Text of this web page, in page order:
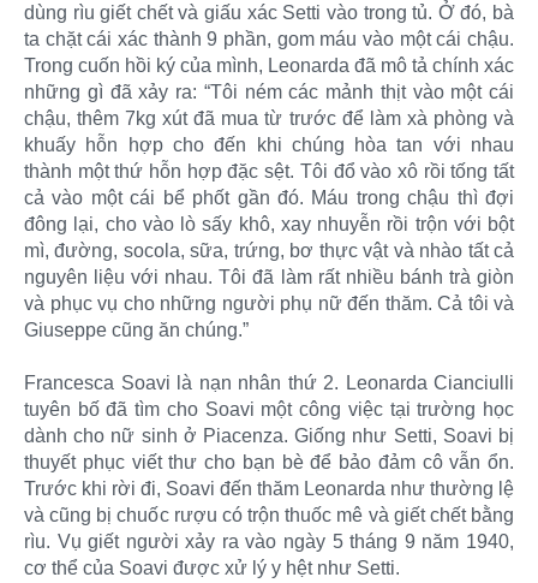
dùng rìu giết chết và giấu xác Setti vào trong tủ. Ở đó, bà
ta chặt cái xác thành 9 phần, gom máu vào một cái chậu.
Trong cuốn hồi ký của mình, Leonarda đã mô tả chính xác
những gì đã xảy ra: “Tôi ném các mảnh thịt vào một cái
chậu, thêm 7kg xút đã mua từ trước để làm xà phòng và
khuấy hỗn hợp cho đến khi chúng hòa tan với nhau
thành một thứ hỗn hợp đặc sệt. Tôi đổ vào xô rồi tống tất
cả vào một cái bể phốt gần đó. Máu trong chậu thì đợi
đông lại, cho vào lò sấy khô, xay nhuyễn rồi trộn với bột
mì, đường, socola, sữa, trứng, bơ thực vật và nhào tất cả
nguyên liệu với nhau. Tôi đã làm rất nhiều bánh trà giòn
và phục vụ cho những người phụ nữ đến thăm. Cả tôi và
Giuseppe cũng ăn chúng.”
Francesca Soavi là nạn nhân thứ 2. Leonarda Cianciulli
tuyên bố đã tìm cho Soavi một công việc tại trường học
dành cho nữ sinh ở Piacenza. Giống như Setti, Soavi bị
thuyết phục viết thư cho bạn bè để bảo đảm cô vẫn ổn.
Trước khi rời đi, Soavi đến thăm Leonarda như thường lệ
và cũng bị chuốc rượu có trộn thuốc mê và giết chết bằng
rìu. Vụ giết người xảy ra vào ngày 5 tháng 9 năm 1940,
cơ thể của Soavi được xử lý y hệt như Setti.